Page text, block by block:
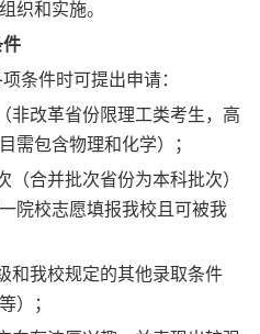
织和实施。
件
条件时可提出申请：
非改革省份限理工类考生，高
需包含物理和化学）；
（合并批次省份为本科批次）
院校志愿填报我校且可被我
和我校规定的其他录取条件
）；